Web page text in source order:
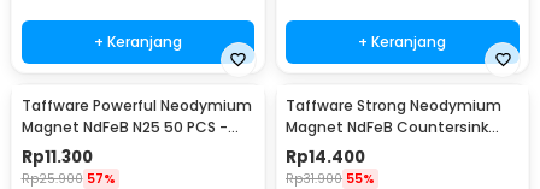
+ Keranjang + Keranjang
Taffware Powerful Neodymium
Magnet NdFeB N25 50 PCS -
MG01
Rp11.300
Rp25.900 57%
Taffware Strong Neodymium
Magnet NdFeB Countersink
Ring Hole N25 5 PCS - D21
Rp14.400
Rp31.900 55%